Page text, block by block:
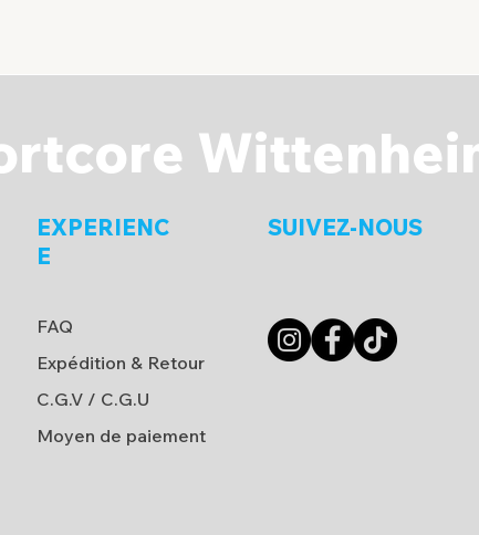
EXPERIENC
E
SUIVEZ-NOUS
FAQ
Expédition & Retour
C.G.V / C.G.U
Moyen de paiement